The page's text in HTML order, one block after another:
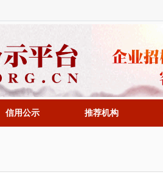
信用公示 推荐机构